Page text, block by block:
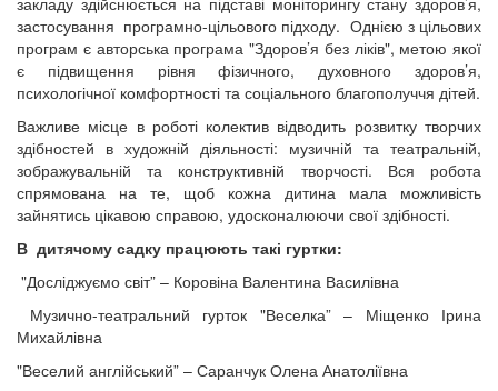
застосування програмно-цільового підходу. Однією з цільових
програм є авторська програма "Здоров’я без ліків", метою якої
є підвищення рівня фізичного, духовного здоров’я,
психологічної комфортності та соціального благополуччя дітей.
Важливе місце в роботі колектив відводить розвитку творчих
здібностей в художній діяльності: музичній та театральній,
зображувальній та конструктивній творчості. Вся робота
спрямована на те, щоб кожна дитина мала можливість
зайнятись цікавою справою, удосконалюючи свої здібності.
В дитячому садку працюють такі гуртки:
"Досліджуємо світ” – Коровіна Валентина Василівна
Музично-театральний гурток "Веселка” – Міщенко Ірина
Михайлівна
"Веселий англійський” – Саранчук Олена Анатоліївна